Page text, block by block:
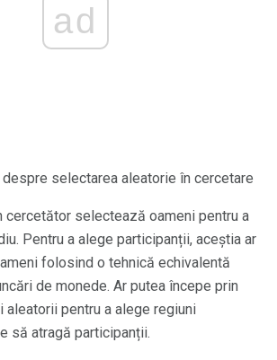
ad
selectarea aleatorie în cercetare
cercetător selectează oameni pentru a
Pentru a alege participanții, aceștia ar
folosind o tehnică echivalentă
de monede. Ar putea începe prin
pentru a alege regiuni
să atragă participanții.